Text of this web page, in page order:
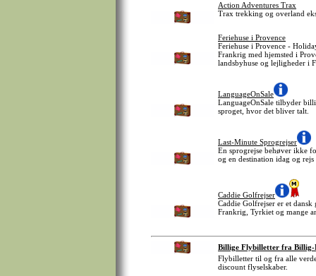
Action Adventures Trax
Trax trekking og overland
Feriehuse i Provence
Feriehuse i Provence -
Frankrig med hjemsted i
landsbyhuse og lejligheder i
LanguageOnSale
LanguageOnSale tilbyder
sproget, hvor det bliver talt.
Last-Minute Sprogrejser
En sprogrejse behøver ikke
og en destination idag og
Caddie Golfrejser
Caddie Golfrejser er et
Frankrig, Tyrkiet og mange
Billige Flybilletter fra
Flybilletter til og fra alle
discount flyselskaber.